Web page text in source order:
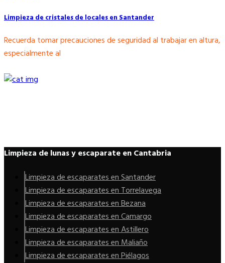
Limpieza de cristales de locales en Santander
Recuerda tomar precauciones de seguridad al trabajar en altura,
especialmente al
Limpieza de lunas y escaparate en Cantabria
Limpieza de escaparates en Santander
Limpieza de escaparates en Torrelavega
Limpieza de escaparates en Bezana
Limpieza de escaparates en Camargo
Limpieza de escaparates en Astillero
Limpieza de escaparates en Maliaño
Limpieza de escaparates en Piélagos